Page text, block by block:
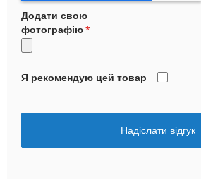
Додати свою
фотографію
Я рекомендую цей товар
Надіслати відгук